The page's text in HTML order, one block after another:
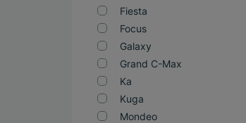
Fiesta
Focus
Galaxy
Grand C-Max
Ka
Kuga
Mondeo